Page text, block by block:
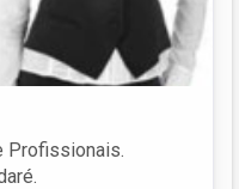
Profissionais.